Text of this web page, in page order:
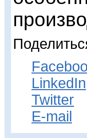
LinkedIn
Twitter
E-mail